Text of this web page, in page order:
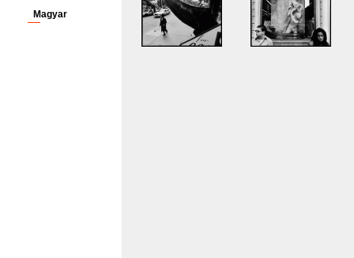
Magyar